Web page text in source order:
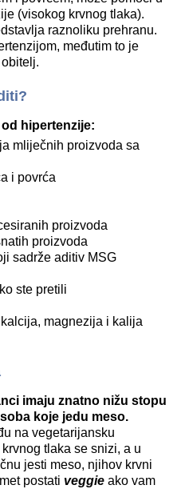
(visokog krvnog tlaka).
raznoliku prehranu.
međutim to je
hipertenzije:
mliječnih proizvoda sa
i povrća
proizvoda
proizvoda
sadrže aditiv MSG
ste pretili
magnezija i kalija
imaju znatno nižu stopu
koje jedu meso.
na vegetarijansku
tlaka se snizi, a u
jesti meso, njihov krvni
postati veggie ako vam